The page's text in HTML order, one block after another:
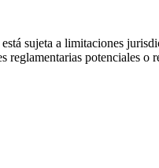
sujeta a limitaciones
potenciales o